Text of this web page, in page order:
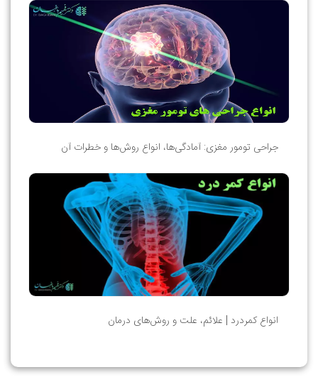
جراحی تومور مغزی: آمادگی‌ها، انواع روش‌ها و خطرات آن
انواع کمردرد | علائم، علت و روش‌های درمان